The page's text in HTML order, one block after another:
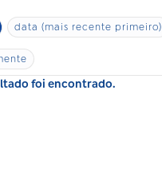
data (mais recente primeiro)
foi encontrado.